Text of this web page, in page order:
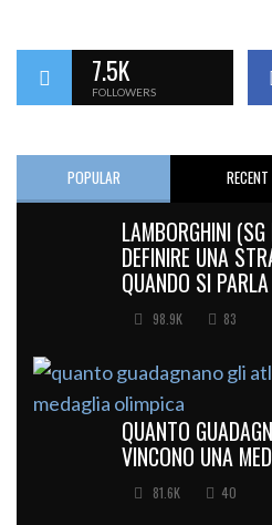
7.5K
FOLLOWERS
POPULAR RECENT
LAMBORGHINI
DEFINIRE UNA
QUANDO SI
98.9K 83
QUANTO
VINCONO UNA
81.6K 40